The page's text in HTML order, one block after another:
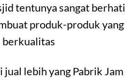
tentunya sangat berhati
produk-produk yang
berkualitas
jual lebih yang Pabrik Jam